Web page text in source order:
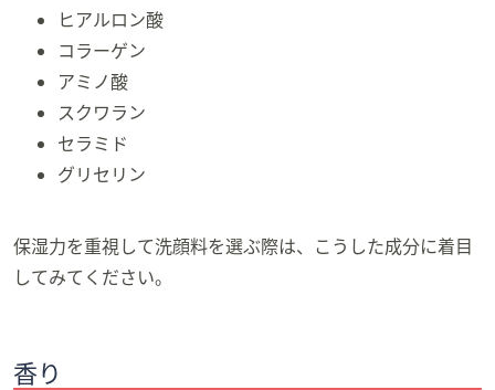
ヒアルロン酸
コラーゲン
アミノ酸
スクワラン
セラミド
グリセリン
保湿力を重視して洗顔料を選ぶ際は、こうした成分に着目
してみてください。
香り